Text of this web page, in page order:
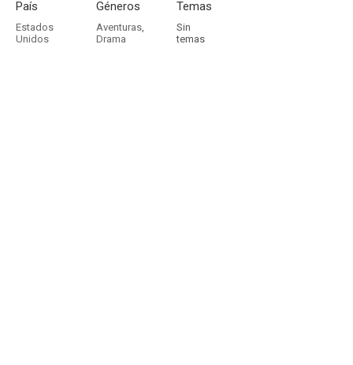
País
Estados
Unidos
Géneros
Aventuras,
Drama
Temas
Sin
temas